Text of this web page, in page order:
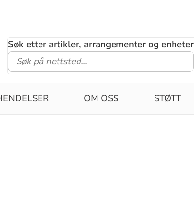
Søk etter artikler, arrangementer og enheter
OM OSS STØTT